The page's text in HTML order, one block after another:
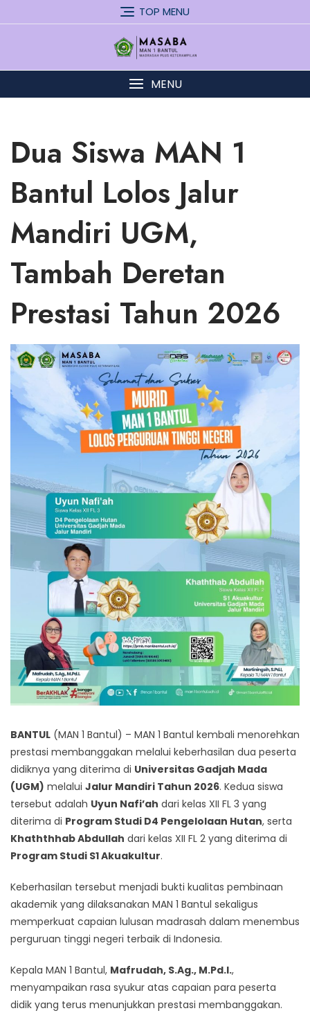
to
TOP MENU
MENU
Dua Siswa MAN 1
Bantul Lolos Jalur
Mandiri UGM,
Tambah Deretan
Prestasi Tahun 2026
BANTUL (MAN 1 Bantul) – MAN 1 Bantul kembali menorehkan
prestasi membanggakan melalui keberhasilan dua peserta
didiknya yang diterima di Universitas Gadjah Mada
(UGM) melalui Jalur Mandiri Tahun 2026. Kedua siswa
tersebut adalah Uyun Nafi’ah dari kelas XII FL 3 yang
diterima di Program Studi D4 Pengelolaan Hutan, serta
Khaththhab Abdullah dari kelas XII FL 2 yang diterima di
Program Studi S1 Akuakultur.
Keberhasilan tersebut menjadi bukti kualitas pembinaan
akademik yang dilaksanakan MAN 1 Bantul sekaligus
memperkuat capaian lulusan madrasah dalam menembus
perguruan tinggi negeri terbaik di Indonesia.
Kepala MAN 1 Bantul, Mafrudah, S.Ag., M.Pd.I.,
menyampaikan rasa syukur atas capaian para peserta
didik yang terus menunjukkan prestasi membanggakan.